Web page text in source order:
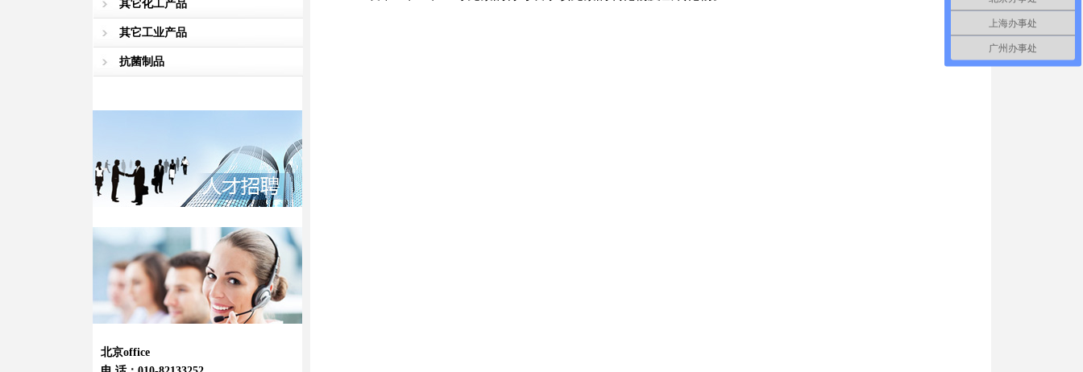
其它化工产品
其它工业产品
抗菌制品
北京office
上海办事处
广州办事处